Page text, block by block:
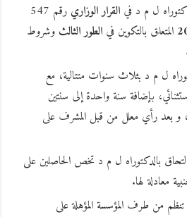
ل م د فيالقرار الوزاري
رقم 547
المتعلق بالتكوين فيالطور الثالث وشروط
ل م د بثلاث سنوات متتالية، مع
بإضافة سنة واحدة إلى سنتين
و بعد رأي معلل من قبل المشرف على
بالدكتوراه ل م د تخص الحاصلين على
معادلة لها.
تنظم من طرف المؤسسة المؤهلة على